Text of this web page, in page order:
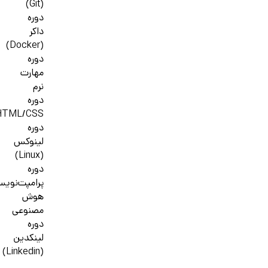
(Git)
دوره
داکر
(Docker)
دوره
مهارت
نرم
دوره
CSS
دوره
لینوکس
(Linux)
دوره
هوش
مصنوعی
دوره
لینکدین
(Linkedin)